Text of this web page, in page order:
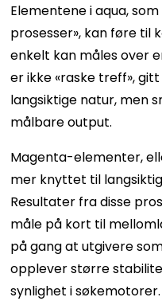
Elementene i aqua,
prosesser», kan føre til
enkelt kan måles over
er ikke «raske treff»,
langsiktige natur, men
målbare output.
Magenta-elementer,
mer knyttet til
Resultater fra disse
måle på kort til
på gang at utgivere
opplever større
synlighet i søkemotorer.